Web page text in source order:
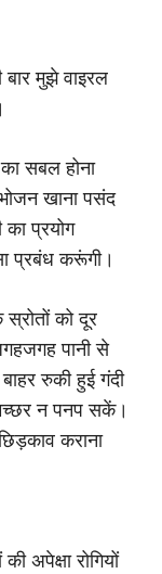
बार मुझे वाइरल
सबल होना
खाना पसंद
प्रयोग
प्रबंध करूंगी।
को दूर
पानी से
रुकी हुई गंदी
मच्छर न पनप सकें।
कराना
अपेक्षा रोगियों